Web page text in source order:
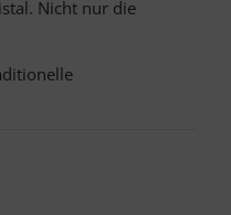
Nicht nur die